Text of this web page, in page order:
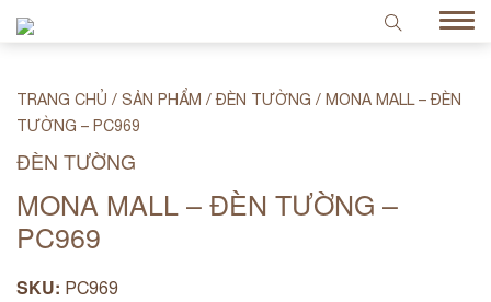
TRANG CHỦ / SẢN PHẨM / ĐÈN TƯỜNG / MONA MALL – ĐÈN
TƯỜNG – PC969
ĐÈN TƯỜNG
MONA MALL – ĐÈN TƯỜNG –
PC969
SKU: PC969